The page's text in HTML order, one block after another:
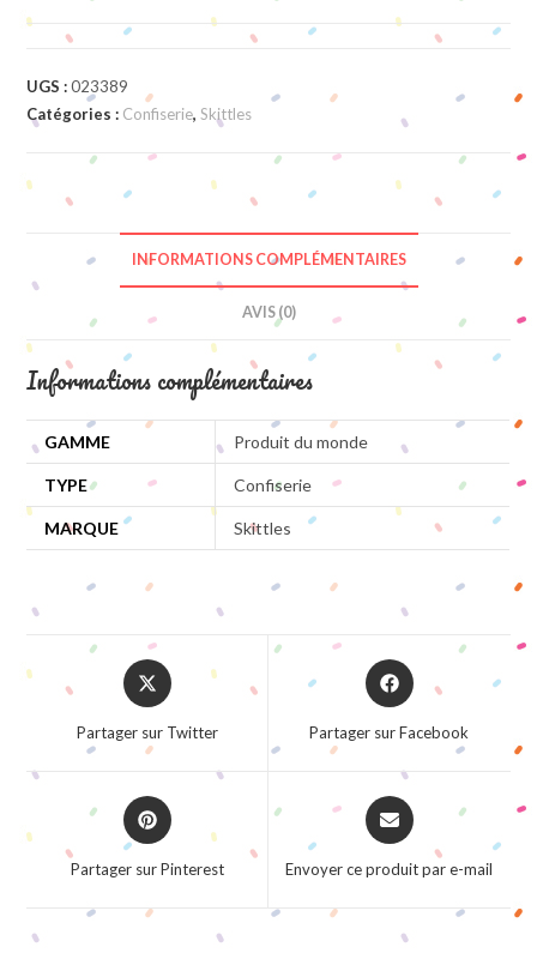
Skittles
UGS :023389
Catégories : Confiserie,Skittles
INFORMATIONS COMPLÉMENTAIRES
AVIS (0)
Informations complémentaires
GAMME Produit du monde
TYPE Confiserie
MARQUE Skittles
Opens
in
new
Partager sur Twitter
Opens
in
window
Partager sur Facebook
Opens
in
window
Partager sur Pinterest
Opens
in
new
Envoyer ce produit par e-mail